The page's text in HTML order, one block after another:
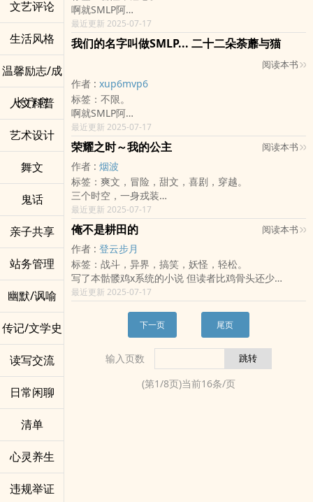
文艺评论
生活风格
温馨励志/成
长疗愈
人文科普
艺术设计
舞文
鬼话
亲子共享
站务管理
幽默/讽喻
传记/文学史
读写交流
日常闲聊
清单
心灵养生
违规举证
❣里程碑❣
2024/08/19 编辑推荐
ღ开坑时间:2024/04/17
ღ更新时间:每周二、六 晚间
ღ完结时间:
好像很重要的连结:各章回预告、职业列表
番外:番外一
亲亲小粉专: 御禾羽&糖萱-创作笔记本 (欢迎踩踏踏)
万年小活动:No Name Online玩家招募
友人(/书)连结区:Frasier佐语安 沐樱 诱拐大神大作战
HANa（粉专：Say HANa）｜封面角色：玄铃、报丧
者
【里程碑】
编辑推荐：2014-06-30
CXC主题选书：2024-07-16
【个人志出版】
初刷：2016-05-28
二刷：2019-10-31
◇◆｜温馨提醒，本文请避免在图书馆等安静环境服
用，以免憋笑过度导致内伤｜◆◇
◇◆｜本作目前仅登于「POPO小说原创」、
「CXC」、「mojoin」，其余皆为盗文｜◆◇
【Facebook】抒灵。无拘
【Instagram】zuring1213
同情游戏世界里的NPC。
→ASK
偷懒专用→ FB粉专
凭虚的心得粮食单
以后就是自由身（啥啦
欢迎各路兄弟姐妹（？）多多搭讪哈！阿虚我热烈欢
迎！XDDDDD
本文姐妹作：纯净出租事务所
盟友小午ㄉㄉ之作，且看杉杉如何在现实生活中收服一
个又一个的极品帅哥！（好像哪里不太对（欸XDDD
本文不含：
温柔婉约女主角
霸气狂狷男主角
主角光环之超级好运
甜蜜蜜爱情
外挂
本文内含：
阴险狡猾女主角
众多被坑男配角
被坑的可怜NPC
意外捡到被忽略的可怜宠物、好用的量产地摊货
爱情是什么能吃吗？
钻游戏漏洞
----------------
2016.4.18编辑推荐
2016.5.10电子报本月强作(๑´ㅂ`๑)
2019.1.5 popo鱼的书柜
----------------
用来存放东西的粉丝专页 壹那由他=1e+60
可以问问题ask
特定节日有番外，因为懒得开开关关所以全开~
啊就SMLP阿
其实现在看来蛮虎头蛇尾ㄉ
封面：鱼生
最近更新 2025-07-17
我们的名字叫做SMLP... 二十二朵荼蘼与猫
阅读本书
作者 : xup6mvp6
标签：不限。
啊就SMLP阿
其实现在看来蛮虎头蛇尾ㄉ
封面：这本没封面
最近更新 2025-07-17
荣耀之时～我的公主 阅读本书
作者 : 烟波
标签：爽文，冒险，甜文，喜剧，穿越。
三个时空，一身戎装
且看诸将军如何帅到没朋友、抱回美人归
网游、花匠、面摊
年下、忠犬、黑化
纯天然、深井冰还有乌鸦嘴
只有你想不到，没有你看不见
各种人设大乱斗
到底健气、傲娇跟面瘫
纵然这一身戎装，能得天下无双，
只想等陌上花开，予妳一世安康。
因为我最荣耀的，正是和妳一起的时时刻刻。
【实体登记收藏】
♠早鸟登记12/1～12/24；正式登记12/25～2/14
♠ Illustrator: 原若 森
最近更新 2025-07-17
俺不是耕田的 阅读本书
作者 : 登云步月
标签：战斗，异界，搞笑，妖怪，轻松。
写了本骷髅鸡x系统的小说 但读者比鸡骨头还少
这玩意该投哪个分类才不会被演算法当垃圾
最近更新 2025-07-17
下一页 尾页
输入页数
(第1/8页)当前16条/页